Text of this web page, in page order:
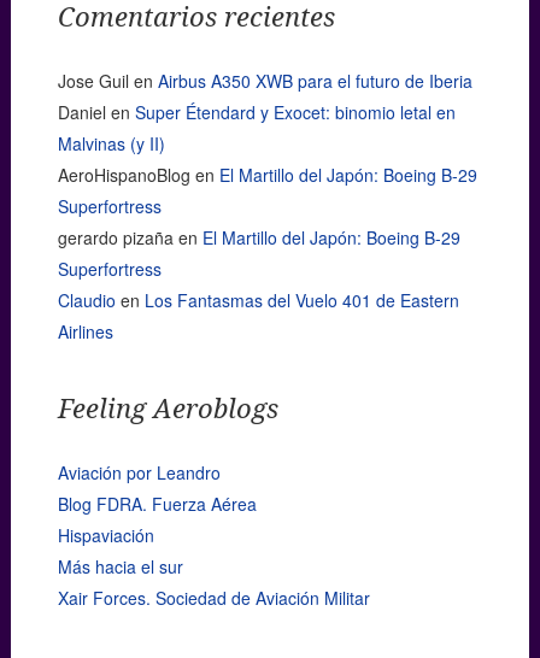
Comentarios recientes
Jose Guil en Airbus A350 XWB para el futuro de Iberia
Daniel en Super Étendard y Exocet: binomio letal en
Malvinas (y II)
AeroHispanoBlog en El Martillo del Japón: Boeing B-29
Superfortress
gerardo pizaña en El Martillo del Japón: Boeing B-29
Superfortress
Claudio en Los Fantasmas del Vuelo 401 de Eastern
Airlines
Feeling Aeroblogs
Aviación por Leandro
Blog FDRA. Fuerza Aérea
Hispaviación
Más hacia el sur
Xair Forces. Sociedad de Aviación Militar